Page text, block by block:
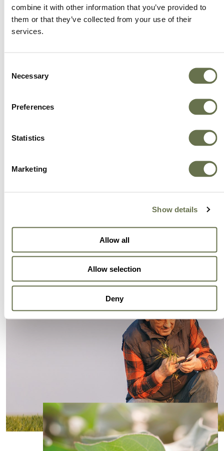
combine it with other information that you’ve provided to
them or that they’ve collected from your use of their
services.
Selection
Necessary
Preferences
Statistics
Marketing
Show details
Allow all
Allow selection
Deny
inteligientes.
Empoderamos a nuestros clientes para que
Ofrecemos más opciones, mejor valor y un gran
servicio.